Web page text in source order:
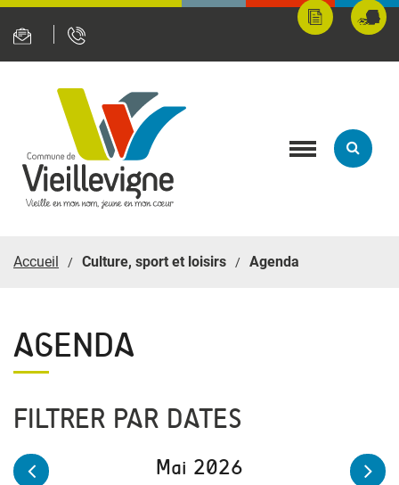
Mes
démarches
Toggle
Accueil Culture, sport et loisirs Agenda
AGENDA
FILTRER PAR DATES
Mai 2026
Panneau de gestion des cookies